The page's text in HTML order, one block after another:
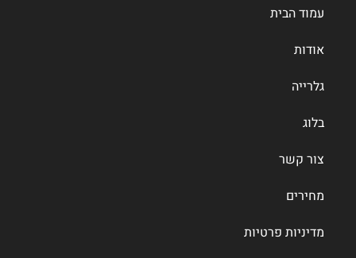
עמוד הבית
אודות
גלרייה
בלוג
צור קשר
מחירים
מדיניות פרטיות